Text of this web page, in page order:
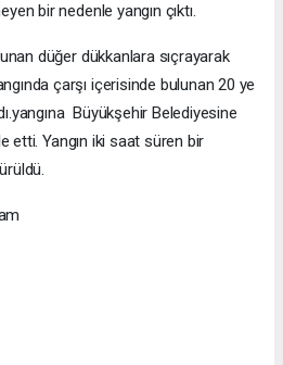
bir nedenle yangın çıktı.
düğer dükkanlara sıçrayarak
çarşı içerisinde bulunan 20 ye
Büyükşehir Belediyesine
etti. Yangın iki saat süren bir